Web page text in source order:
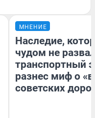
МНЕНИЕ
Наследие,
чудом не
транспортный
разнес миф о
советских